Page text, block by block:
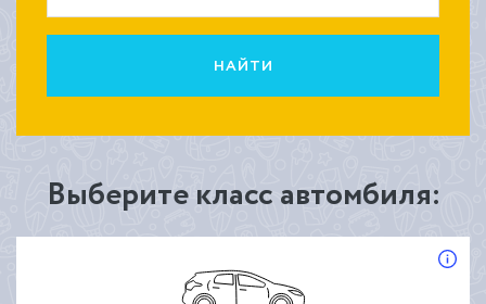
НАЙТИ
Выберите класс автомбиля: